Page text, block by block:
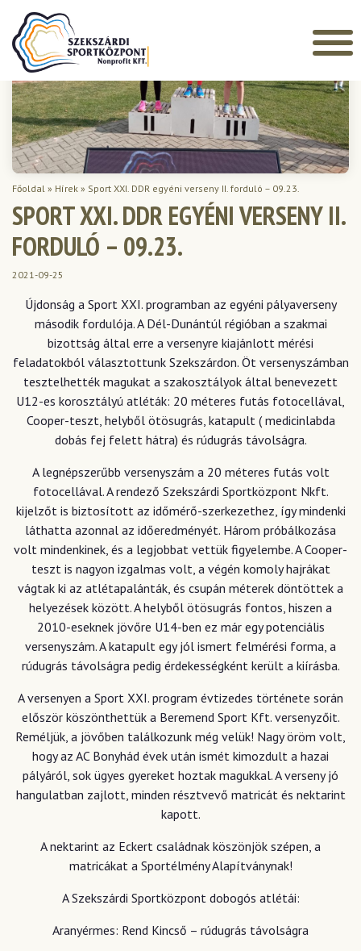
Főoldal » Hírek » Sport XXI. DDR egyéni verseny II. forduló – 09.23.
SPORT XXI. DDR EGYÉNI VERSENY II.
FORDULÓ – 09.23.
2021-09-25
Újdonság a Sport XXI. programban az egyéni pályaverseny
második fordulója. A Dél-Dunántúl régióban a szakmai
bizottság által erre a versenyre kiajánlott mérési
feladatokból választottunk Szekszárdon. Öt versenyszámban
tesztelhették magukat a szakosztályok által benevezett
U12-es korosztályú atléták: 20 méteres futás fotocellával,
Cooper-teszt, helyből ötösugrás, katapult ( medicinlabda
dobás fej felett hátra) és rúdugrás távolságra.
A legnépszerűbb versenyszám a 20 méteres futás volt
fotocellával. A rendező Szekszárdi Sportközpont Nkft.
kijelzőt is biztosított az időmérő-szerkezethez, így mindenki
láthatta azonnal az időeredményét. Három próbálkozása
volt mindenkinek, és a legjobbat vettük figyelembe. A Cooper-
teszt is nagyon izgalmas volt, a végén komoly hajrákat
vágtak ki az atlétapalánták, és csupán méterek döntöttek a
helyezések között. A helyből ötösugrás fontos, hiszen a
2010-eseknek jövőre U14-ben ez már egy potenciális
versenyszám. A katapult egy jól ismert felmérési forma, a
rúdugrás távolságra pedig érdekességként került a kiírásba.
A versenyen a Sport XXI. program évtizedes története során
először köszönthettük a Beremend Sport Kft. versenyzőit.
Reméljük, a jövőben találkozunk még velük! Nagy öröm volt,
hogy az AC Bonyhád évek után ismét kimozdult a hazai
pályáról, sok ügyes gyereket hoztak magukkal. A verseny jó
hangulatban zajlott, minden résztvevő matricát és nektarint
kapott.
A nektarint az Eckert családnak köszönjök szépen, a
matricákat a Sportélmény Alapítványnak!
A Szekszárdi Sportközpont dobogós atlétái:
Aranyérmes: Rend Kincső – rúdugrás távolságra